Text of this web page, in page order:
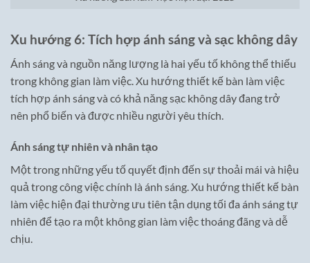
Xu hướng 6: Tích hợp ánh sáng và sạc không dây
Ánh sáng và nguồn năng lượng là hai yếu tố không thể thiếu
trong không gian làm việc. Xu hướng thiết kế bàn làm việc
tích hợp ánh sáng và có khả năng sạc không dây đang trở
nên phổ biến và được nhiều người yêu thích.
Ánh sáng tự nhiên và nhân tạo
Một trong những yếu tố quyết định đến sự thoải mái và hiệu
quả trong công việc chính là ánh sáng. Xu hướng thiết kế bàn
làm việc hiện đại thường ưu tiên tận dụng tối đa ánh sáng tự
nhiên để tạo ra một không gian làm việc thoáng đãng và dễ
chịu.